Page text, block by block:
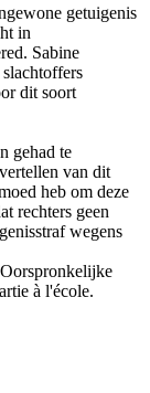
getuigenis
in
Sabine
dit soort
gehad te
van dit
heb om deze
rechters geen
wegens
à l'école.